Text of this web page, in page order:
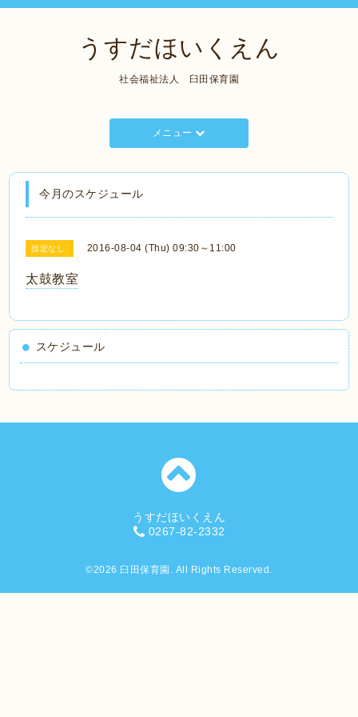
うすだほいくえん
社会福祉法人 臼田保育園
メニュー
今月のスケジュール
指定なし 2016-08-04 (Thu) 09:30～11:00
太鼓教室
スケジュール
うすだほいくえん
0267-82-2332
©2026 臼田保育園 . All Rights Reserved.